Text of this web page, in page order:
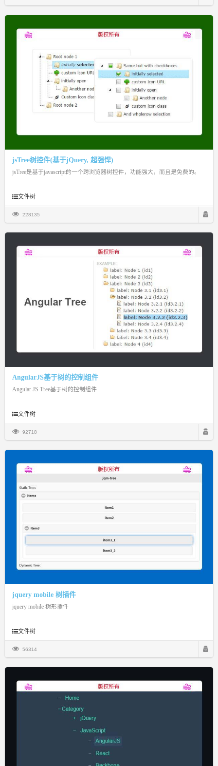
jsTree树控件(基于jQuery, 超强悍)
jsTree是基于javascript的一个跨浏览器树控件，功能强大，而且是免费的。
文件树
228135
AngularJS基于树的控制组件
Angular JS Tree基于树的控制组件
文件树
92718
jquery mobile 树插件
jquery mobile 树形插件
文件树
56314